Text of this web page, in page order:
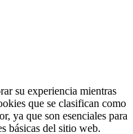
su experiencia mientras
que se clasifican como
ya que son esenciales para
básicas del sitio web.